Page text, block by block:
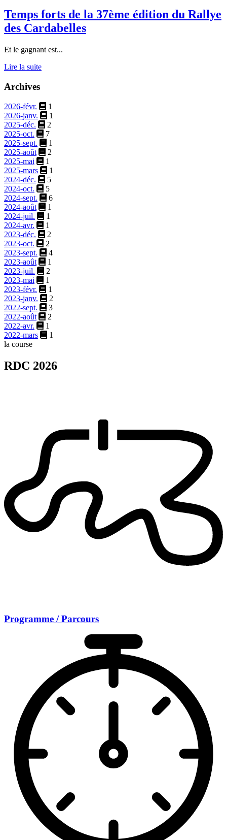
Temps forts de la 37ème édition du Rallye
des Cardabelles
Et le gagnant est...
Lire la suite
Archives
2026-févr.
1
2026-janv.
1
2025-déc.
2
2025-oct.
7
2025-sept.
1
2025-août
2
2025-mai
1
2025-mars
1
2024-déc.
5
2024-oct.
5
2024-sept.
6
2024-août
1
2024-juil.
1
2024-avr.
1
2023-déc.
2
2023-oct.
2
2023-sept.
4
2023-août
1
2023-juil.
2
2023-mai
1
2023-févr.
1
2023-janv.
2
2022-sept.
3
2022-août
2
2022-avr.
1
2022-mars
1
la course
RDC 2026
Programme / Parcours